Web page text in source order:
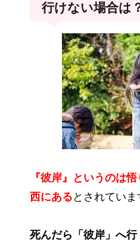
行けない場合は
『彼岸』というのは
西にある とされていま
死んだら「彼岸」へ行